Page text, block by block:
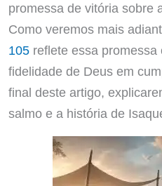
promessa de vitória sobre
Como veremos mais
105reflete essa promessa
fidelidade de Deus em
final deste artigo,
salmo e a história de